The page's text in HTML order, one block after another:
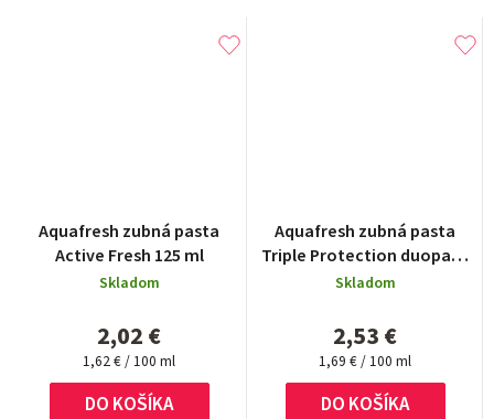
Aquafresh zubná pasta
Active Fresh 125 ml
Skladom
2,02 €
Jednotková
cena:
1,62 € / 100 ml
DO KOŠÍKA
Aquafresh zubná pasta
Triple Protection duopack
2x75 ml
hodnotenie
produktu
je
z
5
hviezdičiek.
Skladom
2,53 €
Jednotková
cena:
1,69 € / 100 ml
DO KOŠÍKA